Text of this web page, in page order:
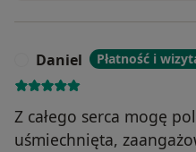
Daniel Płatność i
Z całego serca mogę
uśmiechnięta,